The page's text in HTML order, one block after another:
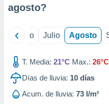
agosto?
Junio Julio Agosto
T. Media: 21°C Max.: 26°C
Días de lluvia: 10 días
Acum. de lluvia: 73 l/m²